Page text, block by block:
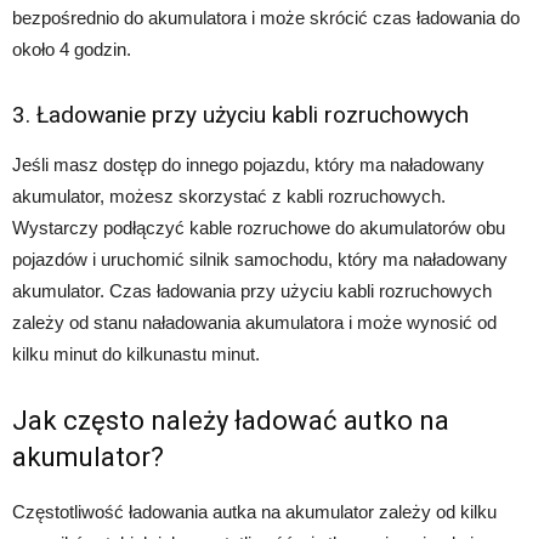
bezpośrednio do akumulatora i może skrócić czas ładowania do
około 4 godzin.
3. Ładowanie przy użyciu kabli rozruchowych
Jeśli masz dostęp do innego pojazdu, który ma naładowany
akumulator, możesz skorzystać z kabli rozruchowych.
Wystarczy podłączyć kable rozruchowe do akumulatorów obu
pojazdów i uruchomić silnik samochodu, który ma naładowany
akumulator. Czas ładowania przy użyciu kabli rozruchowych
zależy od stanu naładowania akumulatora i może wynosić od
kilku minut do kilkunastu minut.
Jak często należy ładować autko na
akumulator?
Częstotliwość ładowania autka na akumulator zależy od kilku